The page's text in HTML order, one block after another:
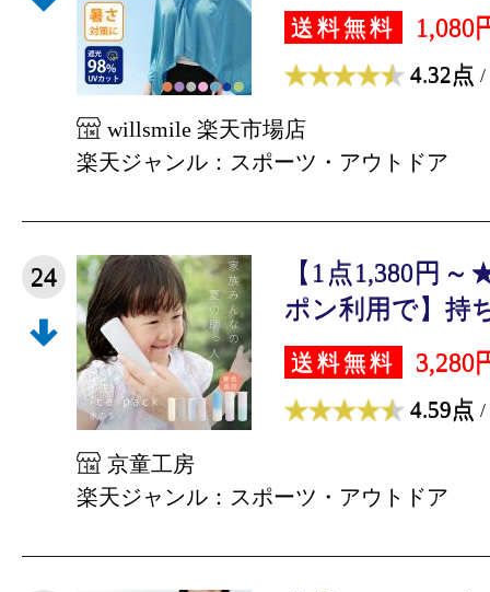
送料無料 1,080
4.32点 /
willsmile 楽天市場店
楽天ジャンル：スポーツ・アウトドア
24
【1点1,380円
ポン利用で】持
送料無料 3,280
4.59点 /
京童工房
楽天ジャンル：スポーツ・アウトドア